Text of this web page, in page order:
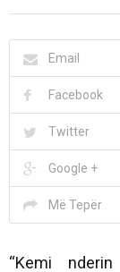
Email
Facebook
Twitter
Google +
Më Tepër
“Kemi